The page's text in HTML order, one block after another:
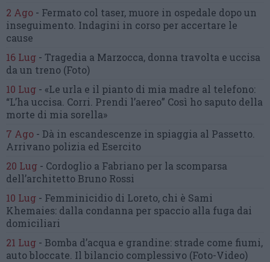
2 Ago - Fermato col taser, muore in ospedale dopo un
inseguimento. Indagini in corso per accertare le
cause
16 Lug - Tragedia a Marzocca, donna travolta e uccisa
da un treno (Foto)
10 Lug - «Le urla e il pianto di mia madre al telefono:
“L’ha uccisa. Corri. Prendi l’aereo” Così ho saputo della
morte di mia sorella»
7 Ago - Dà in escandescenze in spiaggia al Passetto.
Arrivano polizia ed Esercito
20 Lug - Cordoglio a Fabriano per la scomparsa
dell’architetto Bruno Rossi
10 Lug - Femminicidio di Loreto, chi è Sami
Khemaies: dalla condanna per spaccio alla fuga dai
domiciliari
21 Lug - Bomba d’acqua e grandine: strade come fiumi,
auto bloccate. Il bilancio complessivo (Foto-Video)